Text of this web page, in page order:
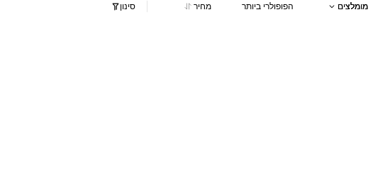
מומלצים הפופולרי ביותר מחיר סינון